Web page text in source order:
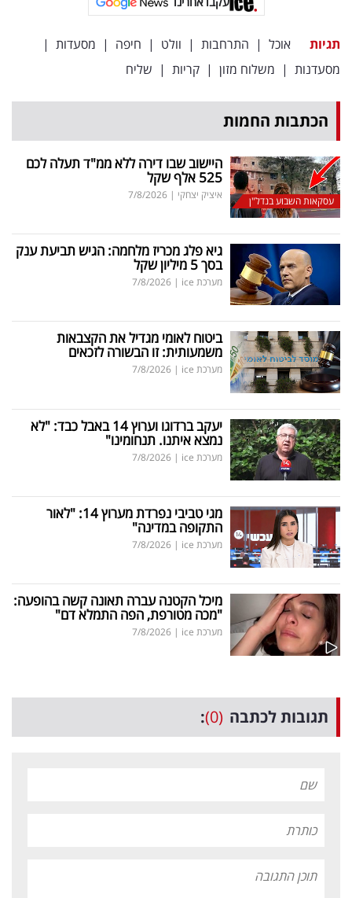
תגיות אוכל | התרחבות | וולט | חיפה | מסעדות |
מסעדנות | משלוח מזון | קריות | שליח
הכתבות החמות
עסקאות השבוע בנדל"ן
היישוב שבו דירה ללא ממ"ד תעלה לכם
525 אלף שקל
איציק יצחקי |
7/8/2026
גיא פלג מכריז מלחמה: הגיש תביעת ענק
בסך 5 מיליון שקל
מערכת ice |
7/8/2026
ביטוח לאומי מגדיל את הקצבאות
משמעותית: זו הבשורה לזכאים
מערכת ice |
7/8/2026
יעקב ברדוגו וערוץ 14 באבל כבד: "לא
נמצא איתנו. תנחומינו"
מערכת ice |
7/8/2026
מגי טביבי נפרדת מערוץ 14: "לאור
התקופה במדינה"
מערכת ice |
7/8/2026
מיכל הקטנה עברה תאונה קשה בהופעה:
"מכה מטורפת, הפה התמלא דם"
מערכת ice |
7/8/2026
תגובות לכתבה (0)
: